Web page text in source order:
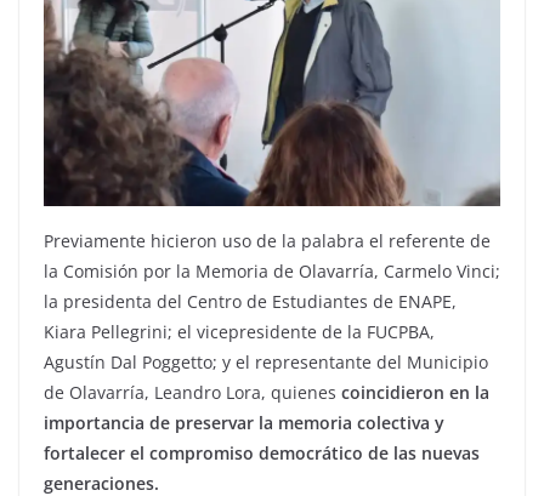
Previamente hicieron uso de la palabra el referente de
la Comisión por la Memoria de Olavarría, Carmelo Vinci;
la presidenta del Centro de Estudiantes de ENAPE,
Kiara Pellegrini; el vicepresidente de la FUCPBA,
Agustín Dal Poggetto; y el representante del Municipio
de Olavarría, Leandro Lora, quienes coincidieron en la
importancia de preservar la memoria colectiva y
fortalecer el compromiso democrático de las nuevas
generaciones.